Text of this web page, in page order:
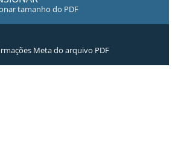
tamanho do PDF
Meta do arquivo PDF